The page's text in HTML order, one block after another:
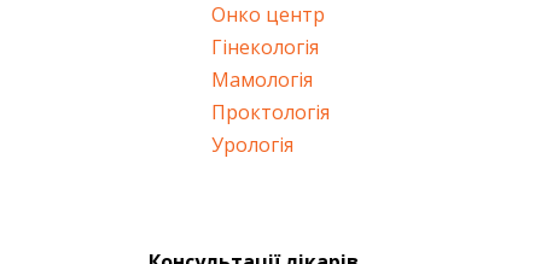
Онко центр
Гінекологія
Мамологія
Проктологія
Урологія